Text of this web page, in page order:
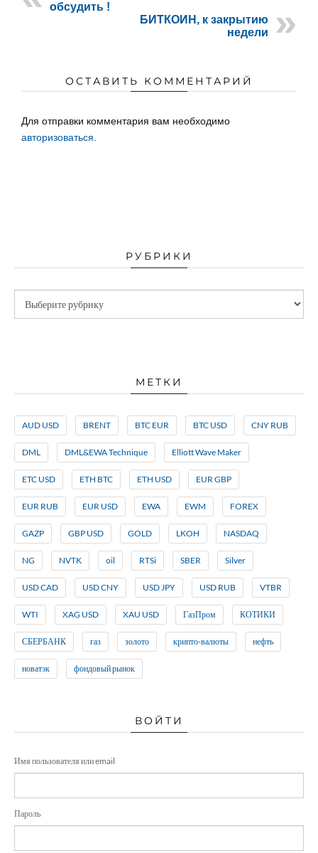
обсудить !
БИТКОИН, к закрытию
недели
ОСТАВИТЬ КОММЕНТАРИЙ
Для отправки комментария вам необходимо
авторизоваться
РУБРИКИ
МЕТКИ
AUD USD BRENT BTC EUR BTC USD CNY RUB
DML DML&EWA Technique Elliott Wave Maker
ETC USD ETH BTC ETH USD EUR GBP
EUR RUB EUR USD EWA EWM FOREX
GAZP GBP USD GOLD LKOH NASDAQ
NG NVTK oil RTSi SBER Silver
USD CAD USD CNY USD JPY USD RUB VTBR
WTI XAG USD XAU USD ГазПром КОТИКИ
СБЕРБАНК газ золото крипто-валюты нефть
новатэк фондовый рынок
ВОЙТИ
Имя пользователя или email
Пароль